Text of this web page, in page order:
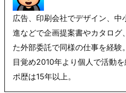
広告、印刷会社でデザイン、中
進などで企画提案書やカタログ
た外部委託で同様の仕事を経験
目覚め2010年より個人で活動
ポ歴は15年以上。